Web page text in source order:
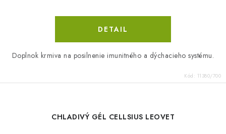
DETAIL
Doplnok krmiva na posilnenie imunitného a dýchacieho systému.
Kód: 11380/700
CHLADIVÝ GÉL CELLSIUS LEOVET